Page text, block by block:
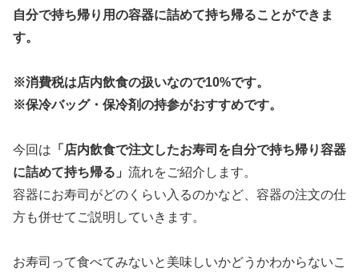
自分で持ち帰り用の容器に詰めて持ち帰ることができま
す。
※消費税は店内飲食の扱いなので10%です。
※保冷バッグ・保冷剤の持参がおすすめです。
今回は 「店内飲食で注文したお寿司を自分で持ち帰り容器
に詰めて持ち帰る」 流れをご紹介します。
容器にお寿司がどのくらい入るのかなど、容器の注文の仕
方も併せてご説明していきます。
お寿司って食べてみないと美味しいかどうかわからないこ